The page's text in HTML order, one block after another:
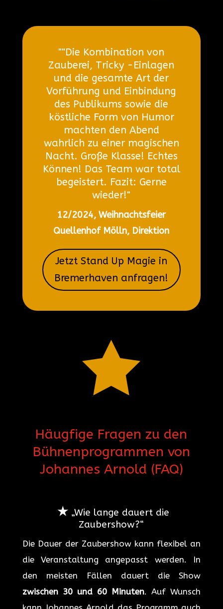
""Die Kombination von
Zauberei, Tricky -Einlagen
und die gesamte Art der
Vorführung und Einbindung
des Publikums sowie die
köstliche Form von Humor
machten den Abend
wahrlich zu einer magischen
Nacht. Große Klasse! Echtes
Können! Das Team war total
begeistert. Fazit: Gerne
wieder!"
12/2024, Weihnachtsfeier
Quellenhof Mölln, Direktion
Jetzt Stand Up Magie in
Bremerhaven anfragen!

Häugfige Fragen zu den
Bühnenprogrammen von
Johannes Arnold (FAQ)
★„Wie lange dauert die
Zaubershow?“
Die Dauer der Zaubershow kann flexibel an
die Veranstaltung angepasst werden. In
den meisten Fällen dauert die Show
zwischen 30 und 60 Minuten. Auf Wunsch